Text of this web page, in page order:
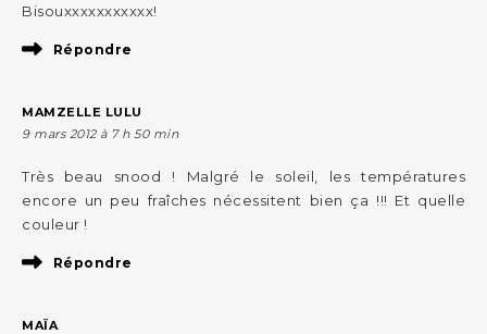
Bisouxxxxxxxxxxx!
Répondre
MAMZELLE LULU
9 mars 2012 à 7 h 50 min
Très beau snood ! Malgré le soleil, les températures
encore un peu fraîches nécessitent bien ça !!! Et quelle
couleur !
Répondre
MAÏA